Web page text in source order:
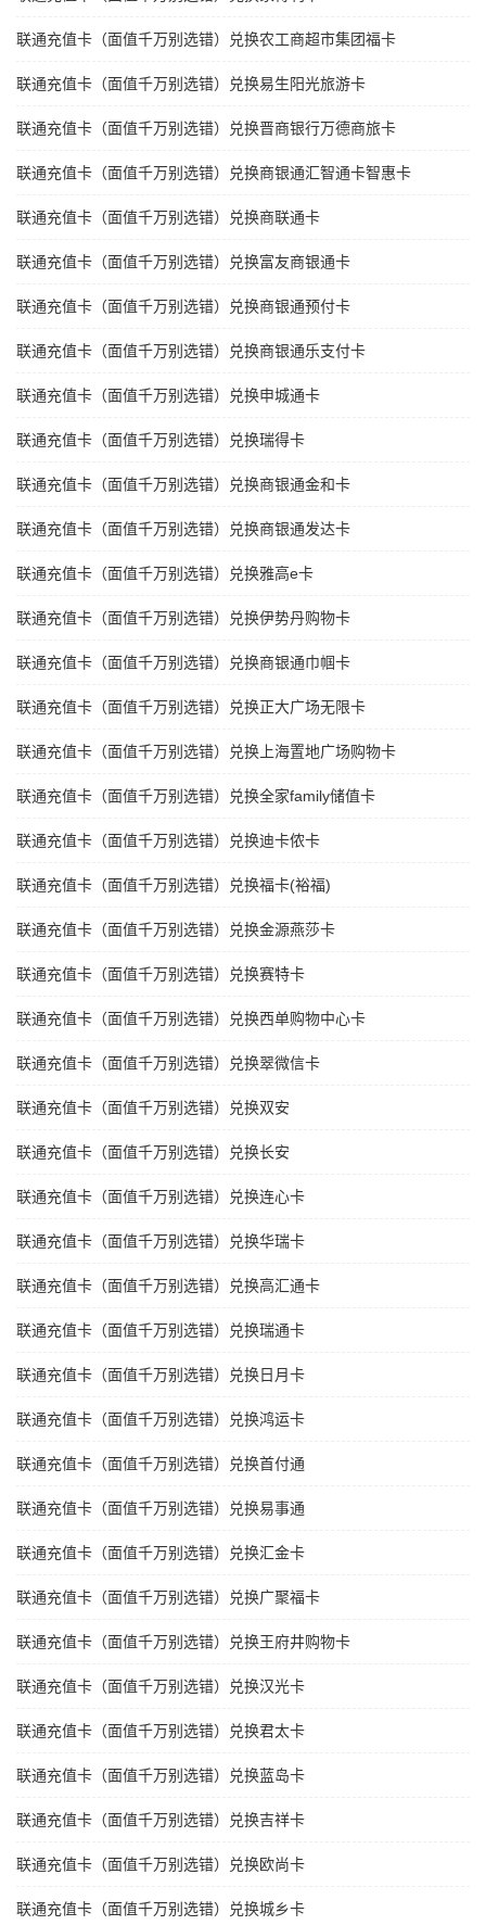
联通充值卡（面值千万别选错）兑换农工商超市集团福卡
联通充值卡（面值千万别选错）兑换易生阳光旅游卡
联通充值卡（面值千万别选错）兑换晋商银行万德商旅卡
联通充值卡（面值千万别选错）兑换商银通汇智通卡智惠卡
联通充值卡（面值千万别选错）兑换商联通卡
联通充值卡（面值千万别选错）兑换富友商银通卡
联通充值卡（面值千万别选错）兑换商银通预付卡
联通充值卡（面值千万别选错）兑换商银通乐支付卡
联通充值卡（面值千万别选错）兑换申城通卡
联通充值卡（面值千万别选错）兑换瑞得卡
联通充值卡（面值千万别选错）兑换商银通金和卡
联通充值卡（面值千万别选错）兑换商银通发达卡
联通充值卡（面值千万别选错）兑换雅高e卡
联通充值卡（面值千万别选错）兑换伊势丹购物卡
联通充值卡（面值千万别选错）兑换商银通巾帼卡
联通充值卡（面值千万别选错）兑换正大广场无限卡
联通充值卡（面值千万别选错）兑换上海置地广场购物卡
联通充值卡（面值千万别选错）兑换全家family储值卡
联通充值卡（面值千万别选错）兑换迪卡侬卡
联通充值卡（面值千万别选错）兑换福卡(裕福)
联通充值卡（面值千万别选错）兑换金源燕莎卡
联通充值卡（面值千万别选错）兑换赛特卡
联通充值卡（面值千万别选错）兑换西单购物中心卡
联通充值卡（面值千万别选错）兑换翠微信卡
联通充值卡（面值千万别选错）兑换双安
联通充值卡（面值千万别选错）兑换长安
联通充值卡（面值千万别选错）兑换连心卡
联通充值卡（面值千万别选错）兑换华瑞卡
联通充值卡（面值千万别选错）兑换高汇通卡
联通充值卡（面值千万别选错）兑换瑞通卡
联通充值卡（面值千万别选错）兑换日月卡
联通充值卡（面值千万别选错）兑换鸿运卡
联通充值卡（面值千万别选错）兑换首付通
联通充值卡（面值千万别选错）兑换易事通
联通充值卡（面值千万别选错）兑换汇金卡
联通充值卡（面值千万别选错）兑换广聚福卡
联通充值卡（面值千万别选错）兑换王府井购物卡
联通充值卡（面值千万别选错）兑换汉光卡
联通充值卡（面值千万别选错）兑换君太卡
联通充值卡（面值千万别选错）兑换蓝岛卡
联通充值卡（面值千万别选错）兑换吉祥卡
联通充值卡（面值千万别选错）兑换欧尚卡
联通充值卡（面值千万别选错）兑换城乡卡